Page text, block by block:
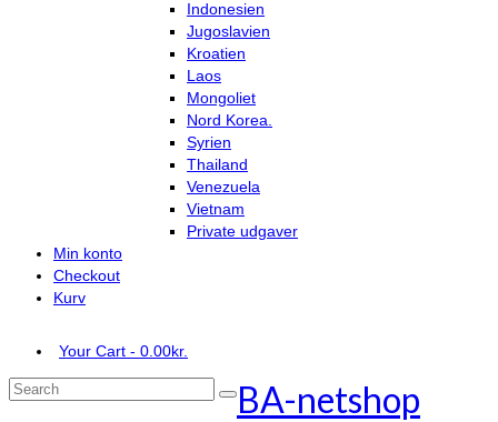
Indonesien
Jugoslavien
Kroatien
Laos
Mongoliet
Nord Korea.
Syrien
Thailand
Venezuela
Vietnam
Private udgaver
Min konto
Checkout
Kurv
Your Cart - 0.00kr.
Search
BA-netshop